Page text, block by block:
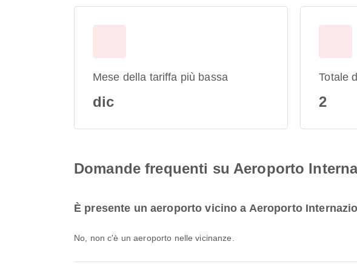
Mese della tariffa più bassa
dic
Totale
2
Domande frequenti su Aeroporto
È presente un aeroporto vicino a Aeroporto
No, non c'è un aeroporto nelle vicinanze.